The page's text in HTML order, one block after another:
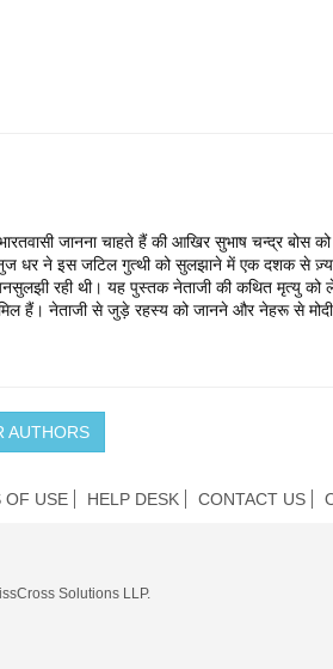
जानना चाहते हैं की आखिर सुभाष चन्द्र बोस
धर ने इस जटिल गुत्थी को सुलझाने में एक दशक से
रही थी। यह पुस्तक नेताजी की कथित मृत्यु को
हैं। नेताजी से जुड़े रहस्य को जानने और नेहरू से
AUTHORS
OF USE HELP DESK CONTACT US
Solutions LLP.